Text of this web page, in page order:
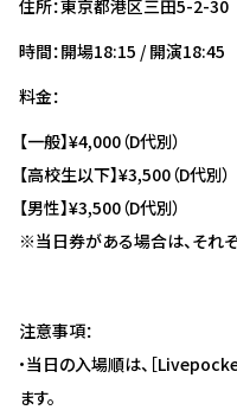
住所：東京都港区三田5-2-30
時間：開場18:15 / 開演18:45
料金：
【一般】¥4,000（D代別）
【高校生以下】¥3,500（D代別）
【男性】¥3,500（D代別）
※当日券がある場合は、それ
注意事項：
・当日の入場順は、［
ます。